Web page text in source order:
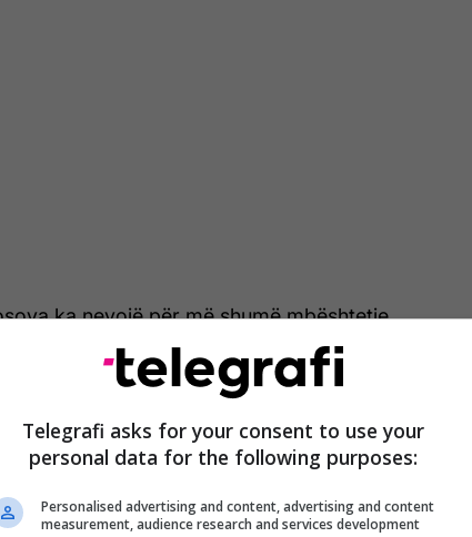
ka nevojë për më shumë mbështetje
më një ministri të dedikuar për inovacionin,
mungojnë, ndërsa përkrahja e donatorëve
Ky sektor nuk mund të zhvillohet vetëm me
Begu në “Përballje Podcast” me
Hajrullahu.
Telegrafi asks for your consent to use your
personal data for the following purposes:
Personalised advertising and content, advertising and content
measurement, audience research and services development